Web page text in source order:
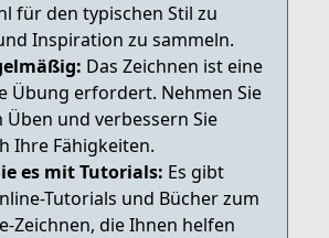
für den typischen Stil zu
Inspiration zu sammeln.
Das Zeichnen ist eine
Übung erfordert. Nehmen Sie
Üben und verbessern Sie
Ihre Fähigkeiten.
es mit Tutorials: Es gibt
Tutorials und Bücher zum
Zeichnen, die Ihnen helfen